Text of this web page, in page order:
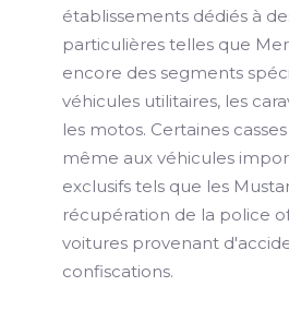
établissements dédiés à
particulières telles que
encore des segments
véhicules utilitaires, les
les motos. Certaines
même aux véhicules
exclusifs tels que les
récupération de la police
voitures provenant
confiscations.